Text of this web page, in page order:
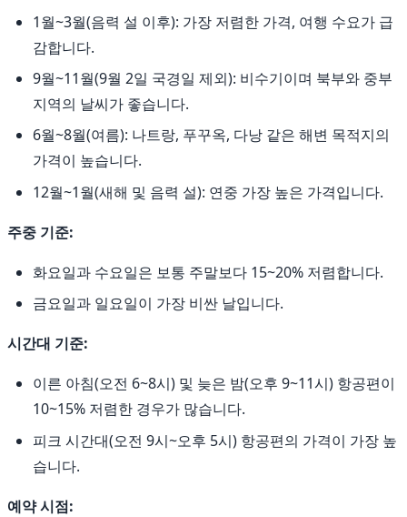
1월~3월(음력 설 이후): 가장 저렴한 가격, 여행 수요가 급
감합니다.
9월~11월(9월 2일 국경일 제외): 비수기이며 북부와 중부
지역의 날씨가 좋습니다.
6월~8월(여름): 나트랑, 푸꾸옥, 다낭 같은 해변 목적지의
가격이 높습니다.
12월~1월(새해 및 음력 설): 연중 가장 높은 가격입니다.
주중 기준:
화요일과 수요일은 보통 주말보다 15~20% 저렴합니다.
금요일과 일요일이 가장 비싼 날입니다.
시간대 기준:
이른 아침(오전 6~8시) 및 늦은 밤(오후 9~11시) 항공편이
10~15% 저렴한 경우가 많습니다.
피크 시간대(오전 9시~오후 5시) 항공편의 가격이 가장 높
습니다.
예약 시점: